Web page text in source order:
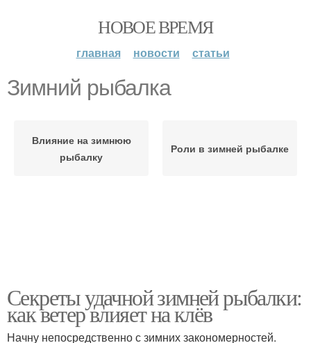
НОВОЕ ВРЕМЯ
главная новости статьи
Зимний рыбалка
Влияние на зимнюю
рыбалку
Роли в зимней рыбалке
Секреты удачной зимней рыбалки:
как ветер влияет на клёв
Начну непосредственно с зимних закономерностей.